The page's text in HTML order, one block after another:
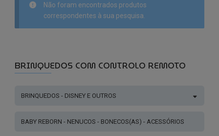
Não foram encontrados produtos
correspondentes à sua pesquisa.
BRINQUEDOS COM CONTROLO REMOTO
BRINQUEDOS - DISNEY E OUTROS
BABY REBORN - NENUCOS - BONECOS(AS) - ACESSÓRIOS